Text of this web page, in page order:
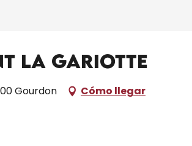
La Gariotte
Gourdon Cómo llegar